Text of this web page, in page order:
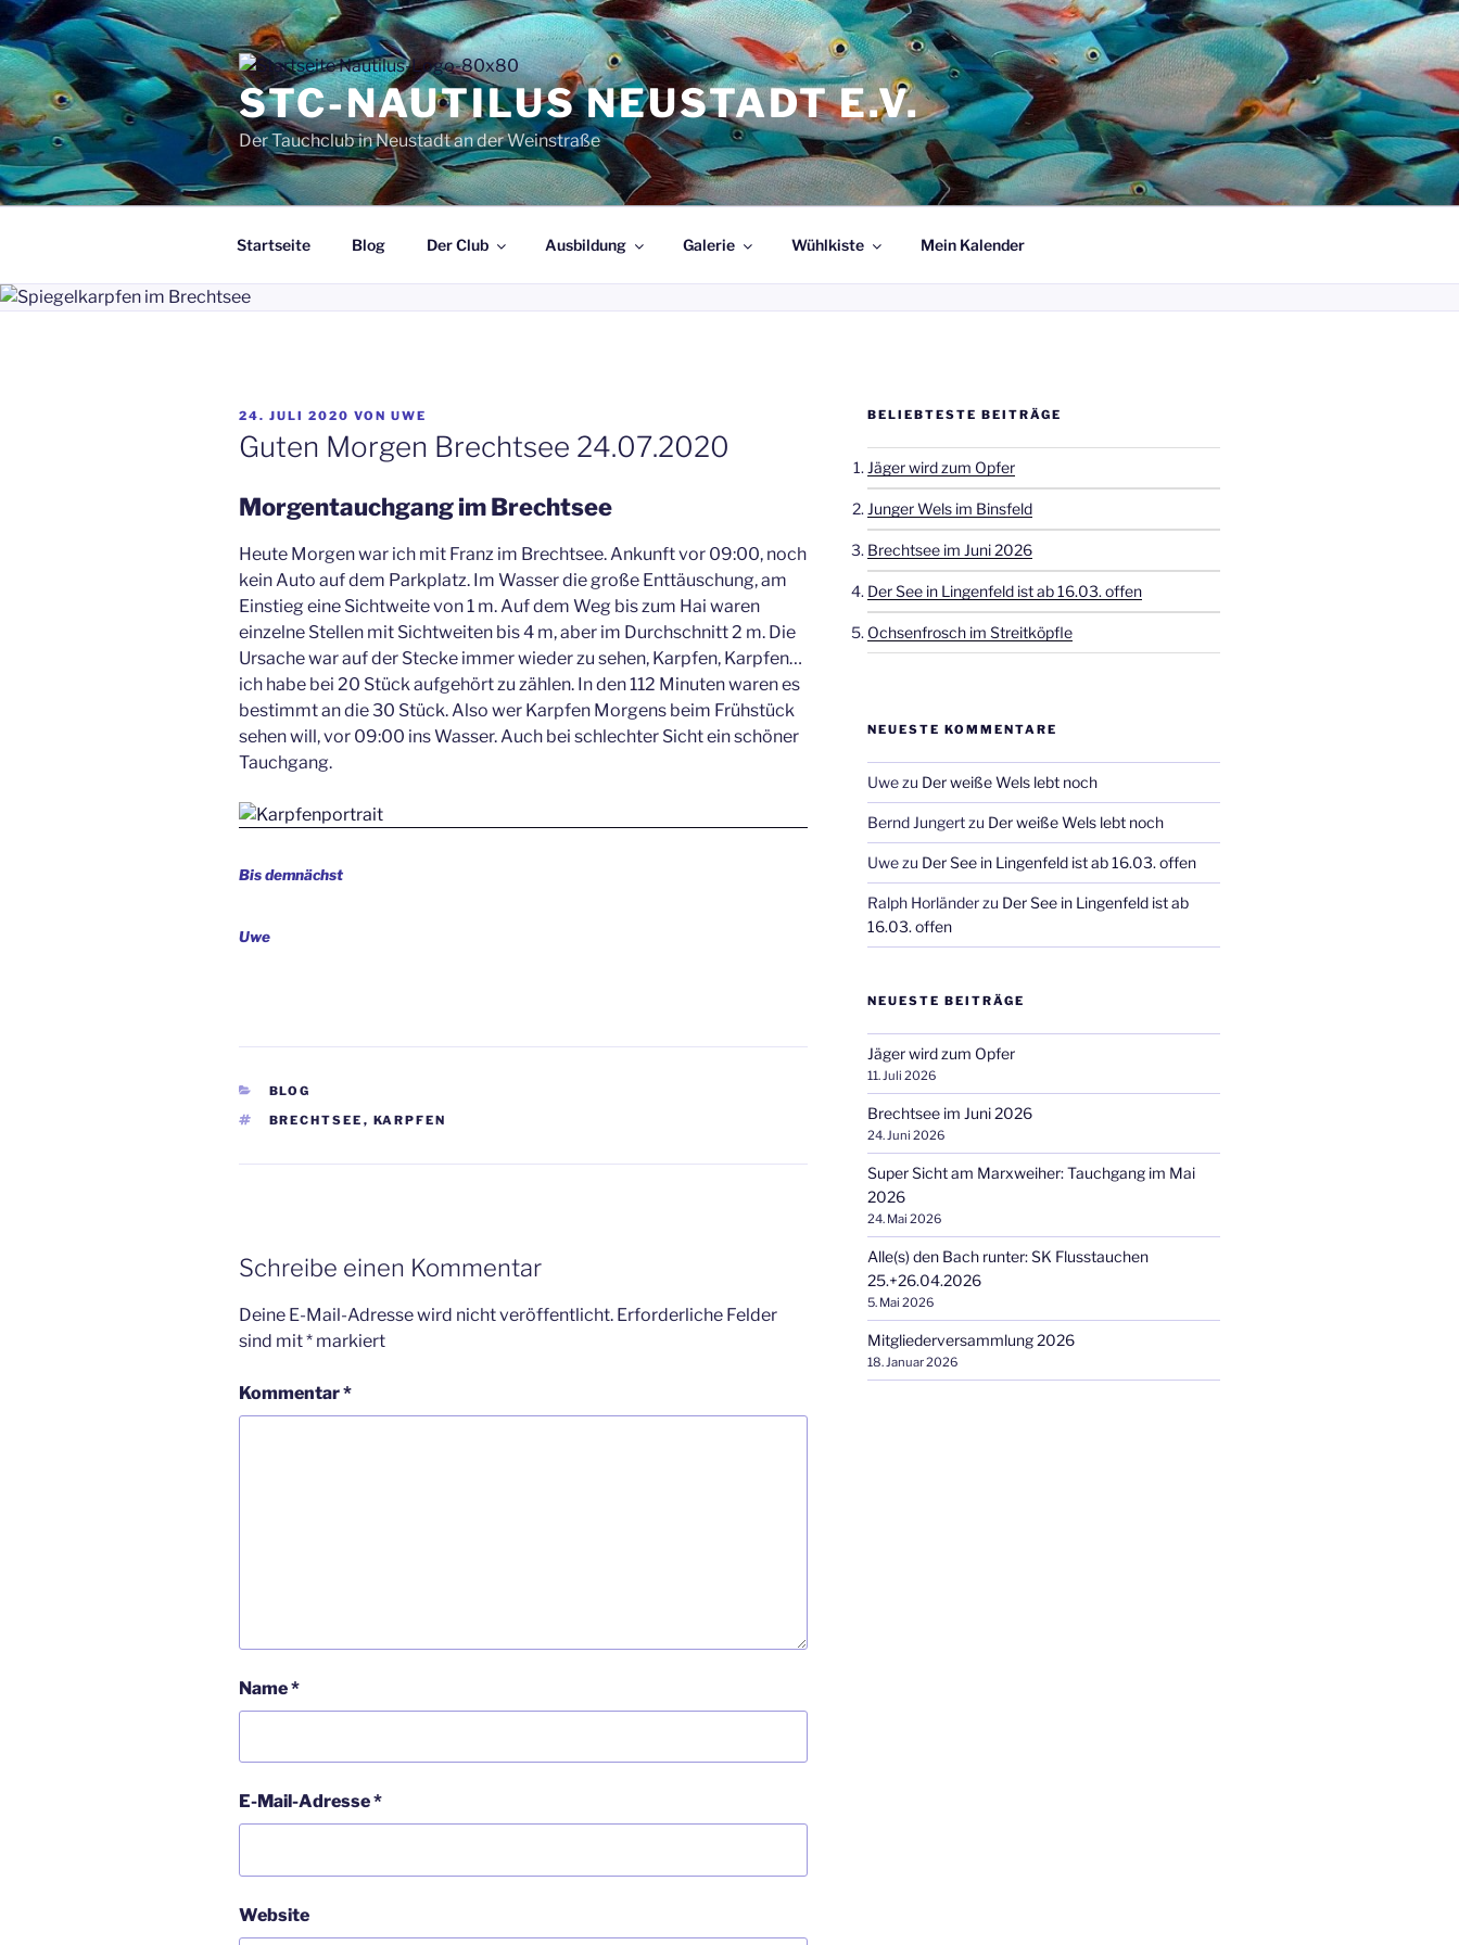
Zum
Inhalt
springen
STC-NAUTILUS NEUSTADT E.V.
Der Tauchclub in Neustadt an der Weinstraße
Startseite Blog Der Club Ausbildung Galerie Wühlkiste Mein Kalender
VERÖFFENTLICHT
24. JULI 2020 VON UWE
Guten Morgen Brechtsee 24.07.2020
Morgentauchgang im Brechtsee
Heute Morgen war ich mit Franz im Brechtsee. Ankunft vor 09:00, noch
kein Auto auf dem Parkplatz. Im Wasser die große Enttäuschung, am
Einstieg eine Sichtweite von 1 m. Auf dem Weg bis zum Hai waren
einzelne Stellen mit Sichtweiten bis 4 m, aber im Durchschnitt 2 m. Die
Ursache war auf der Stecke immer wieder zu sehen, Karpfen, Karpfen…
ich habe bei 20 Stück aufgehört zu zählen. In den 112 Minuten waren es
bestimmt an die 30 Stück. Also wer Karpfen Morgens beim Frühstück
sehen will, vor 09:00 ins Wasser. Auch bei schlechter Sicht ein schöner
Tauchgang.
Bis demnächst
Uwe
KATEGORIEN
BLOG
SCHLAGWÖRTER
BRECHTSEE , KARPFEN
Schreibe einen Kommentar
Deine E-Mail-Adresse wird nicht veröffentlicht. Erforderliche Felder
sind mit* markiert
Kommentar*
Name*
E-Mail-Adresse*
Website
BELIEBTESTE BEITRÄGE
Jäger wird zum Opfer
Junger Wels im Binsfeld
Brechtsee im Juni 2026
Der See in Lingenfeld ist ab 16.03. offen
Ochsenfrosch im Streitköpfle
NEUESTE KOMMENTARE
Uwezu Der weiße Wels lebt noch
Bernd Jungertzu Der weiße Wels lebt noch
Uwezu Der See in Lingenfeld ist ab 16.03. offen
Ralph Horländerzu Der See in Lingenfeld ist ab
16.03. offen
NEUESTE BEITRÄGE
Jäger wird zum Opfer
11. Juli 2026
Brechtsee im Juni 2026
24. Juni 2026
Super Sicht am Marxweiher: Tauchgang im Mai
2026
24. Mai 2026
Alle(s) den Bach runter: SK Flusstauchen
25.+26.04.2026
5. Mai 2026
Mitgliederversammlung 2026
18. Januar 2026